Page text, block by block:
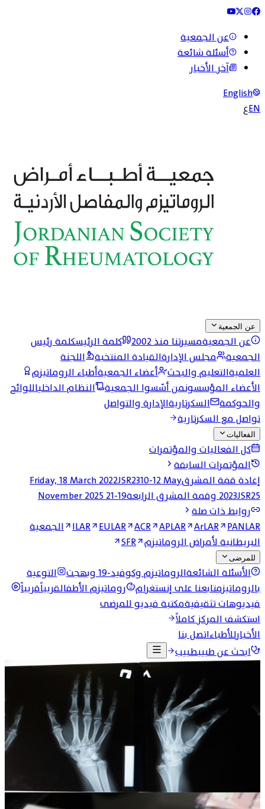
عن الجمعية
أسئلة شائعة
آخر الأخبار
English
ENع
عن الجمعية
عن الجمعيةمسيرتنا منذ 2002 كلمة الرئيسكلمة رئيس
الجمعية
مجلس الإدارةالقيادة المنتخبة
اللجنة
العلميةالتعليم والبحث أعضاء الجمعيةأطباء الروماتيزم
الأعضاء المؤسسونمن أسّسوا الجمعية النظام الداخلياللوائح
والحوكمة
السكرتاريةالإدارة والتواصل
تواصل مع السكرتارية
الفعاليات
كل الفعاليات والمؤتمرات
المؤتمرات السابقة
إعادة قمة المشرق
Friday, 18 March 2022JSR2310-12 May
2023JSR25 وقمة المشرق الرابعة
19-21 November 2025
روابط ذات صلة
ILAR EULAR ACR APLAR ArLAR PANLAR
الجمعية
البريطانية لأمراض الروماتيزم SFR
للمرضى
الأسئلة الشائعةالروماتيزم وكوفيد-19 وبهجت
التوعية
بالروماتيزمتابعنا على إنستغرام روماتيزم الأطفالقريباًقريباً
فيديوهات تثقيفيةمكتبة فيديو للمرضى
استكشف المركز كاملاً
الأخبارللأطباءاتصل بنا
ابحث عن طبيبطبيب
الفعاليات المؤتمرات السابقة JSR25
JSR25 وقمة المشرق الرابعة لأمراض
الروماتيزم
المؤتمر الأردني الثامن لأمراض الروماتيزم، بالتعاون مع
المؤتمر الفلسطيني الثالث لأمراض الروماتيزم.
فندق جراند حياة، عمّان - الأردن
معرض الصور442